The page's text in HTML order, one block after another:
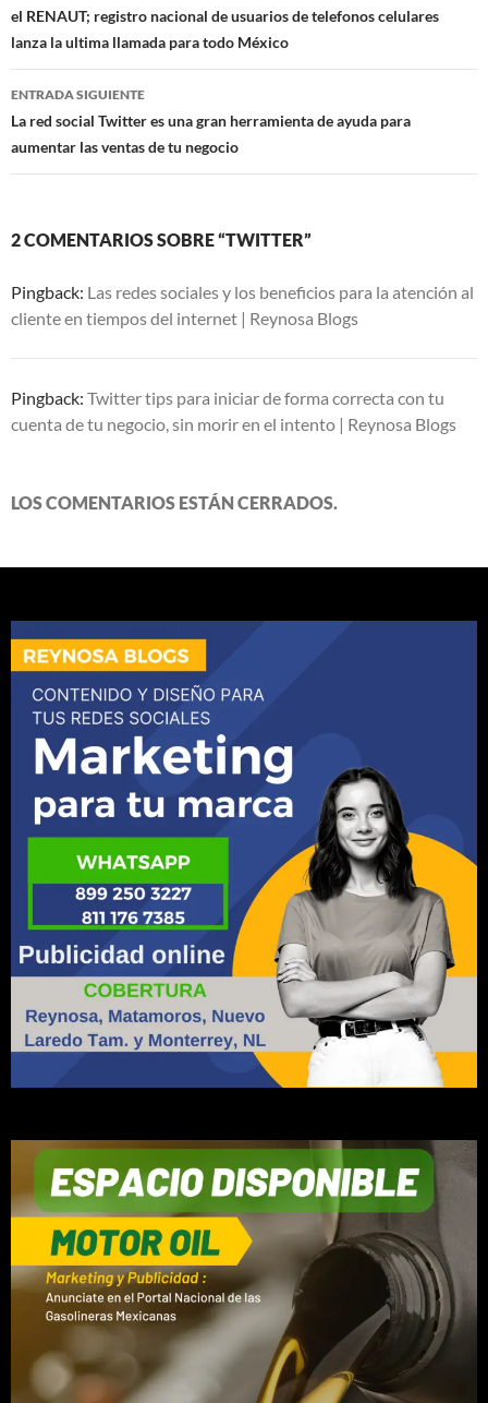
de
entradas
el RENAUT; registro nacional de usuarios de telefonos celulares
lanza la ultima llamada para todo México
ENTRADA SIGUIENTE
La red social Twitter es una gran herramienta de ayuda para
aumentar las ventas de tu negocio
2 COMENTARIOS SOBRE “TWITTER”
Pingback: Las redes sociales y los beneficios para la atención al
cliente en tiempos del internet | Reynosa Blogs
Pingback: Twitter tips para iniciar de forma correcta con tu
cuenta de tu negocio, sin morir en el intento | Reynosa Blogs
LOS COMENTARIOS ESTÁN CERRADOS.